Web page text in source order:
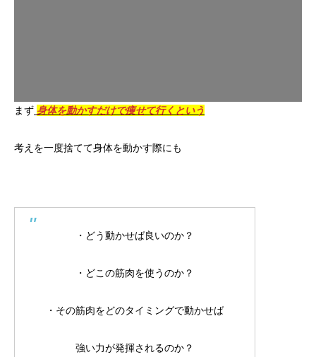
まず 身体を動かすだけで痩せて行くという
考えを一度捨てて身体を動かす際にも
・どう動かせば良いのか？
・どこの筋肉を使うのか？
・その筋肉をどのタイミングで動かせば
強い力が発揮されるのか？